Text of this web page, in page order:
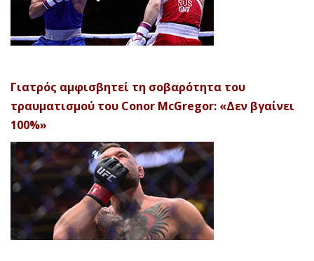
Γιατρός αμφισβητεί τη σοβαρότητα του
τραυματισμού του Conor McGregor: «Δεν βγαίνει
100%»